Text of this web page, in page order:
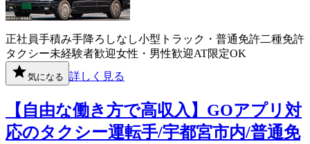
正社員手積み手降ろしなし小型トラック・普通免許二種免許
タクシー未経験者歓迎女性・男性歓迎AT限定OK
気になる 詳しく見る
【自由な働き方で高収入】GOアプリ対
応のタクシー運転手/宇都宮市内/普通免